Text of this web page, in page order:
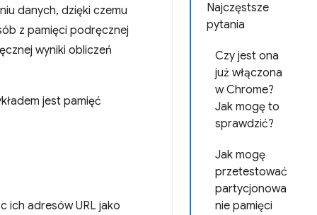
Najczęstsze
pytania
Czy jest ona
już włączona
w Chrome?
Jak mogę to
sprawdzić?
Jak mogę
przetestować
partycjonowa
nie pamięci
danych, dzięki czemu
z pamięci podręcznej
wyniki obliczeń
jest pamięć
ich adresów URL jako